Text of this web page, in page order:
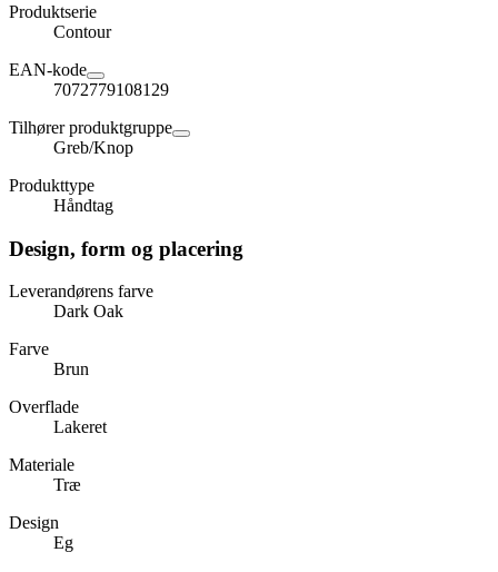
Produktserie
Contour
EAN-kode
7072779108129
Tilhører produktgruppe
Greb/Knop
Produkttype
Håndtag
Design, form og placering
Leverandørens farve
Dark Oak
Farve
Brun
Overflade
Lakeret
Materiale
Træ
Design
Eg